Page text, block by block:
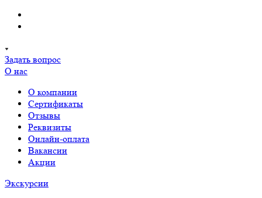
Задать вопрос
О нас
О компании
Сертификаты
Отзывы
Реквизиты
Онлайн-оплата
Вакансии
Акции
Экскурсии